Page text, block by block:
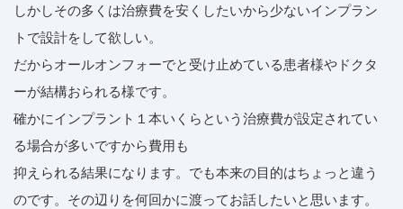
しかしその多くは治療費を安くしたいから少ないインプラン
トで設計をして欲しい。
だからオールオンフォーでと受け止めている患者様やドクタ
ーが結構おられる様です。
確かにインプラント１本いくらという治療費が設定されてい
る場合が多いですから費用も
抑えられる結果になります。でも本来の目的はちょっと違う
のです。その辺りを何回かに渡ってお話したいと思います。